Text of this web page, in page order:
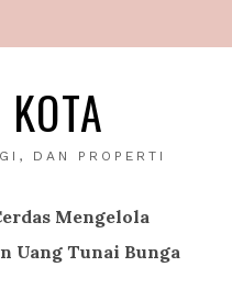
DAN PROPERTI
Mengelola
Uang Tunai Bunga